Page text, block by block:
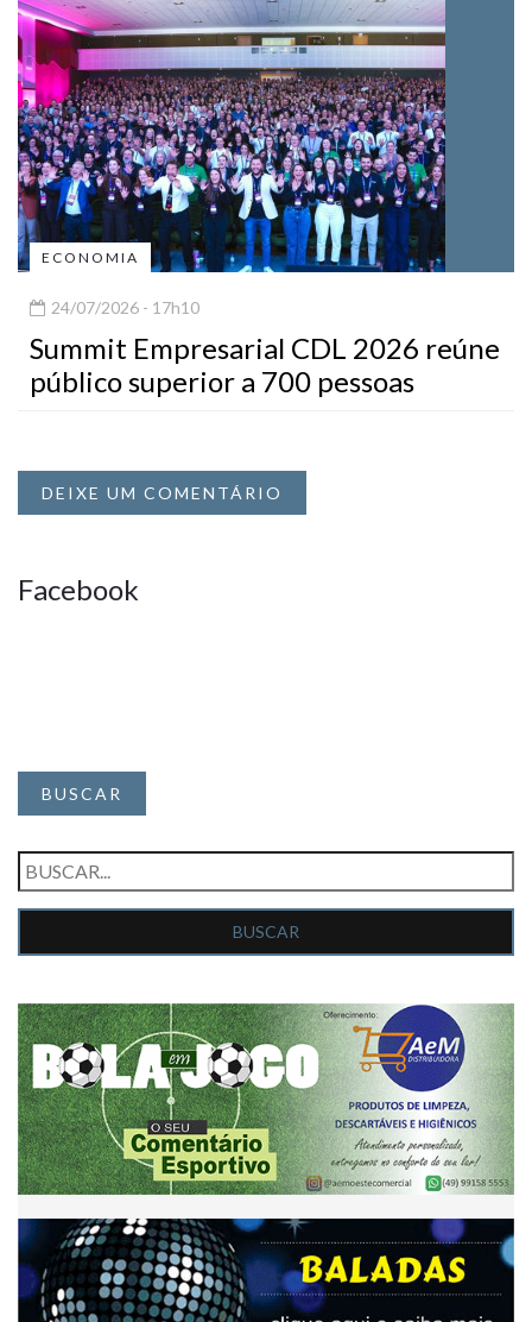
ECONOMIA
24/07/2026 - 17h10
Summit Empresarial CDL 2026 reúne
público superior a 700 pessoas
DEIXE UM COMENTÁRIO
Facebook
BUSCAR